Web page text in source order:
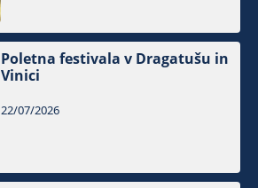
Poletna festivala v Dragatušu in
Vinici
22/07/2026